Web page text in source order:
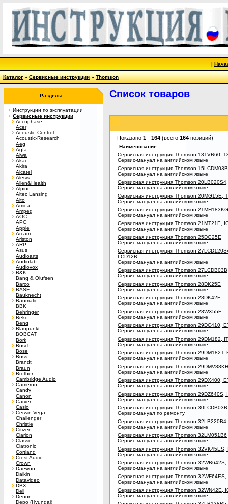
|
Каталог»Сервисные инструкции»Thomson
Разделы
Инструкции по эксплуатации
Сервисные инструкции
Accuphase
Acer
Acoustic-Control
Acoustic-Research
Aeg
Agfa
Aiwa
Akai
Akira
Alcatel
Alesis
Allen&Health
Alpine
Altec Lansing
Alto
Amica
Ampeg
AOC
APC
Apple
Arcam
Ariston
ARP
Asus
Audioarts
Audiolab
Audiovox
B&K
Bang & Olufsen
Barco
BASF
Bauknecht
Baumatic
BBK
Behringer
Beko
Benq
Blaupunkt
BOBCAT
Bork
Bosch
Bose
Boss
Brandt
Braun
Brother
Cambridge Audio
Cameron
Candy
Canon
Carver
Casio
Cerwin-Vega
Challenger
Christie
Citizen
Clarion
Classe
Clatronic
Cortland
Crest Audio
Crown
Daewoo
Daikin
Datavideo
DBX
Dell
Denon
Depo (Hyundai)
Список товаров
Показано 1 - 164 (всего 164 позиций)
Наименование
Сервисная инструкция Thomson 13TVR60,
Сервис-мануал на английском языке
Сервисная инструкция Thomson
Сервис-мануал на английском языке
Сервисная инструкция Thomson
Сервис-мануал на английском языке
Сервисная инструкция Thomson 20MG15E,
Сервис-мануал на английском языке
Сервисная инструкция Thomson 21MH183KG
Сервис-мануал на английском языке
Сервисная инструкция Thomson 21MT21E,
Сервис-мануал на английском языке
Сервисная инструкция Thomson 25DG25E
Сервис-мануал на английском языке
Сервисная инструкция Thomson
LCD12B
Сервис-мануал на английском языке
Сервисная инструкция Thomson 27LCDB03B
Сервис-мануал на английском языке
Сервисная инструкция Thomson 28DK25E
Сервис-мануал на английском языке
Сервисная инструкция Thomson 28DK42E
Сервис-мануал на английском языке
Сервисная инструкция Thomson 28WX55E
Сервис-мануал на английском языке
Сервисная инструкция Thomson 29DC410,
Сервис-мануал на английском языке
Сервисная инструкция Thomson 29DM182,
Сервис-мануал на английском языке
Сервисная инструкция Thomson 29DM182T,
Сервис-мануал на английском языке
Сервисная инструкция Thomson 29DMV88KH
Сервис-мануал на английском языке
Сервисная инструкция Thomson 29DX400,
Сервис-мануал на английском языке
Сервисная инструкция Thomson 29DZ640S,
Сервис-мануал на английском языке
Сервисная инструкция Thomson 30LCDB03B
Сервис-мануал по ремонту
Сервисная инструкция Thomson
Сервис-мануал на английском языке
Сервисная инструкция Thomson 32LM051B6
Сервис-мануал на английском языке
Сервисная инструкция Thomson 32VK45ES,
Сервис-мануал на английском языке
Сервисная инструкция Thomson 32WB642S,
Сервис-мануал на английском языке
Сервисная инструкция Thomson 32WF64ES,
Сервис-мануал на английском языке
Сервисная инструкция Thomson 32WN42E,
Сервис-мануал на английском языке